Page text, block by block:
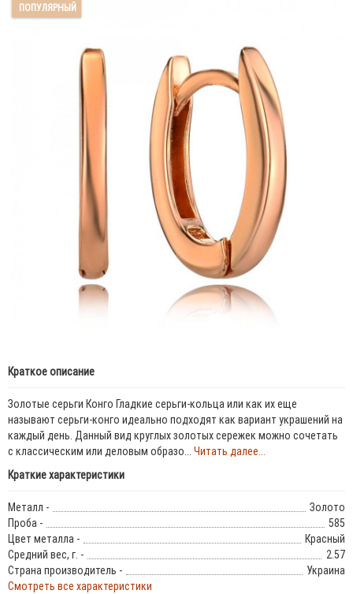
ПОПУЛЯРНЫЙ
Краткое описание
Золотые серьги Конго Гладкие серьги-кольца или как их еще
называют серьги-конго идеально подходят как вариант украшений на
каждый день. Данный вид круглых золотых сережек можно сочетать
с классическим или деловым образо... Читать далее...
Краткие характеристики
Металл -
Золото
Проба -
585
Цвет металла -
Красный
Средний вес, г. -
2.57
Страна производитель -
Украина
Смотреть все характеристики